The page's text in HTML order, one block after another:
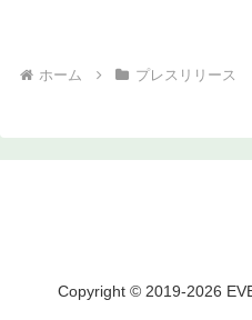
ホーム プレスリリース
Copyright © 2019-2026